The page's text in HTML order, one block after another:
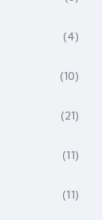
(4)
(10)
(21)
(11)
(11)